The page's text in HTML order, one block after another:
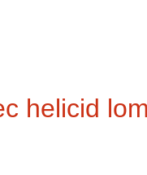
helicid